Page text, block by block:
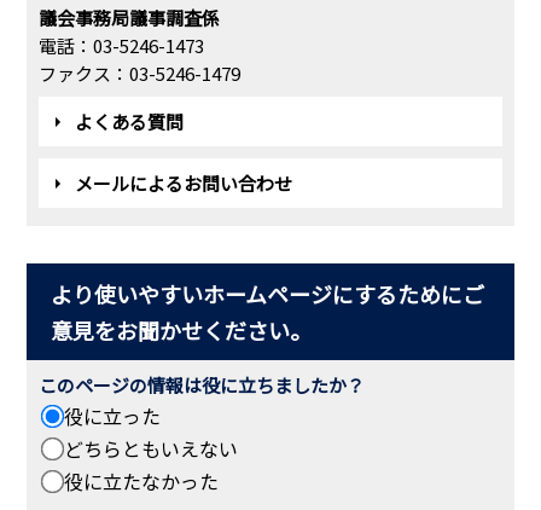
議会事務局議事調査係
電話：03-5246-1473
ファクス：03-5246-1479
よくある質問
メールによるお問い合わせ
より使いやすいホームページにするためにご
意見をお聞かせください。
このページの情報は役に立ちましたか？
役に立った
どちらともいえない
役に立たなかった